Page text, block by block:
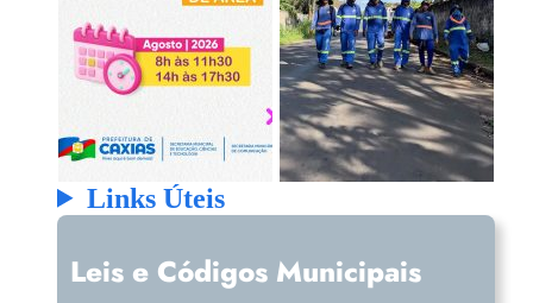
Links Úteis
Leis e Códigos Municipais